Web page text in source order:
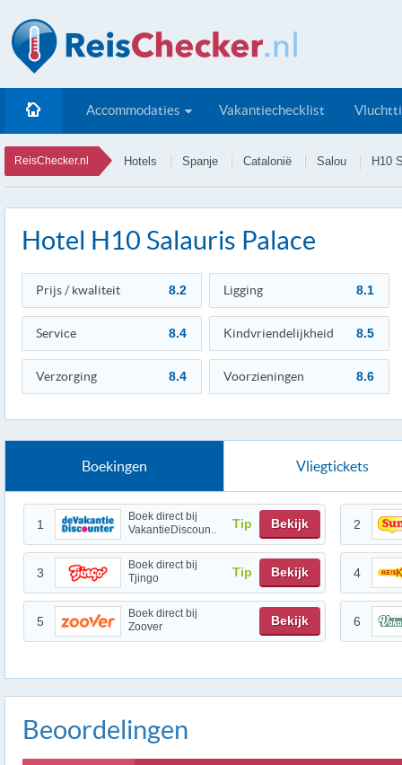
Accommodaties Vakantiechecklist
ReisChecker.nl Hotels Spanje Catalonië Salou H10
Hotel H10 Salauris Palace
Prijs / kwaliteit 8.2 Ligging 8.1
Service 8.4 Kindvriendelijkheid 8.5
Verzorging 8.4 Voorzieningen 8.6
Boekingen Vliegtickets
1
Boek direct bij
VakantieDiscoun..
Tip Bekijk 2
3
Boek direct bij
Tjingo
Tip Bekijk 4
5
Boek direct bij
Zoover
Bekijk 6
Beoordelingen